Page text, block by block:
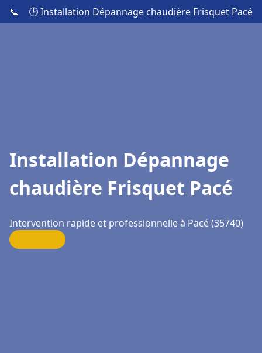
📞 🕒 Installation Dépannage chaudière Frisquet Pacé
Installation Dépannage
chaudière Frisquet Pacé
Intervention rapide et professionnelle à Pacé (35740)